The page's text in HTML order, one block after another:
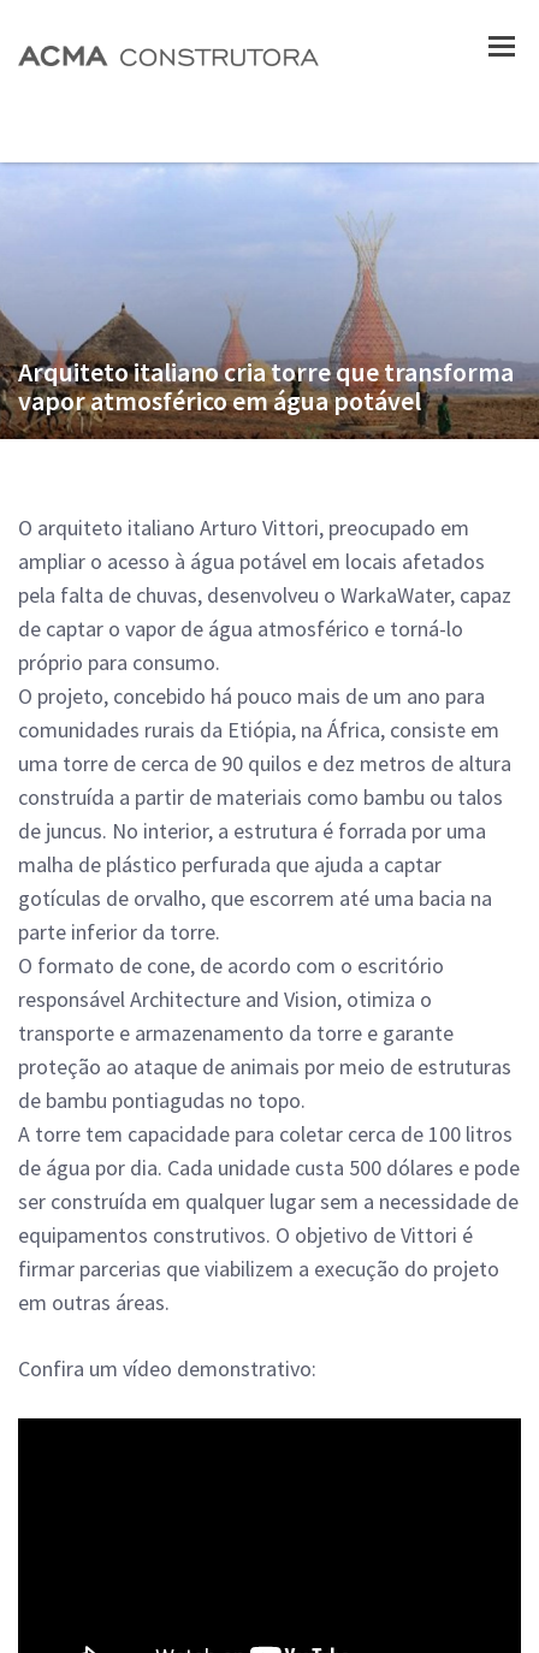
Arquiteto italiano cria torre que transforma
vapor atmosférico em água potável
O arquiteto italiano Arturo Vittori, preocupado em
ampliar o acesso à água potável em locais afetados
pela falta de chuvas, desenvolveu o WarkaWater, capaz
de captar o vapor de água atmosférico e torná-lo
próprio para consumo.
O projeto, concebido há pouco mais de um ano para
comunidades rurais da Etiópia, na África, consiste em
uma torre de cerca de 90 quilos e dez metros de altura
construída a partir de materiais como bambu ou talos
de juncus. No interior, a estrutura é forrada por uma
malha de plástico perfurada que ajuda a captar
gotículas de orvalho, que escorrem até uma bacia na
parte inferior da torre.
O formato de cone, de acordo com o escritório
responsável Architecture and Vision, otimiza o
transporte e armazenamento da torre e garante
proteção ao ataque de animais por meio de estruturas
de bambu pontiagudas no topo.
A torre tem capacidade para coletar cerca de 100 litros
de água por dia. Cada unidade custa 500 dólares e pode
ser construída em qualquer lugar sem a necessidade de
equipamentos construtivos. O objetivo de Vittori é
firmar parcerias que viabilizem a execução do projeto
em outras áreas.
Confira um vídeo demonstrativo: